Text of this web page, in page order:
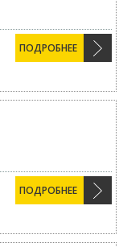
ПОДРОБНЕЕ
ПОДРОБНЕЕ